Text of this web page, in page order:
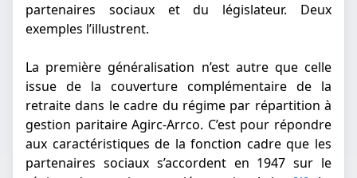
partenaires sociaux et du législateur. Deux
exemples l’illustrent.
La première généralisation n’est autre que celle
issue de la couverture complémentaire de la
retraite dans le cadre du régime par répartition à
gestion paritaire Agirc-Arrco. C’est pour répondre
aux caractéristiques de la fonction cadre que les
partenaires sociaux s’accordent en 1947 sur le